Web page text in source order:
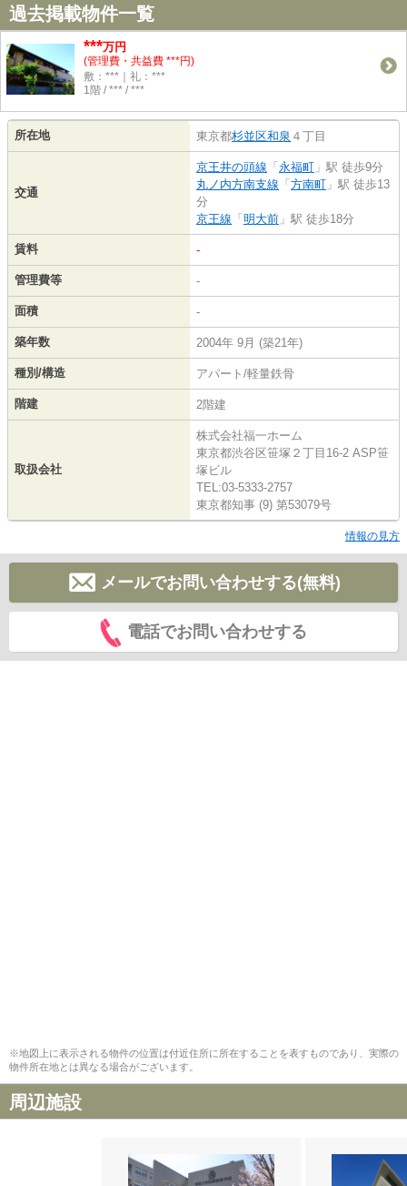
過去掲載物件一覧
***万円
(管理費・共益費 ***円)
敷：***｜礼：***
1階 / *** / ***
所在地 東京都杉並区和泉 ４丁目
交通
京王井の頭線 「 永福町 」駅 徒歩9分
丸ノ内方南支線 「 方南町 」駅 徒歩13
分
京王線 「 明大前 」駅 徒歩18分
賃料 -
管理費等 -
面積 -
築年数 2004年 9月 (築21年)
種別/構造 アパート/軽量鉄骨
階建 2階建
取扱会社
株式会社福一ホーム
東京都渋谷区笹塚２丁目16-2 ASP笹
塚ビル
TEL:03-5333-2757
東京都知事 (9) 第53079号
情報の見方
メールでお問い合わせする(無料)
電話でお問い合わせする
※地図上に表示される物件の位置は付近住所に所在することを表すものであり、実際の
物件所在地とは異なる場合がございます。
周辺施設